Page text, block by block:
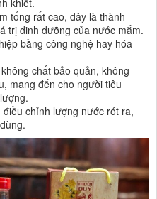
khiết.
tổng rất cao, đây là thành
trị dinh dưỡng của nước mắm.
bằng công nghệ hay hóa
chất bảo quản, không
mang đến cho người tiêu
chỉnh lượng nước rót ra,